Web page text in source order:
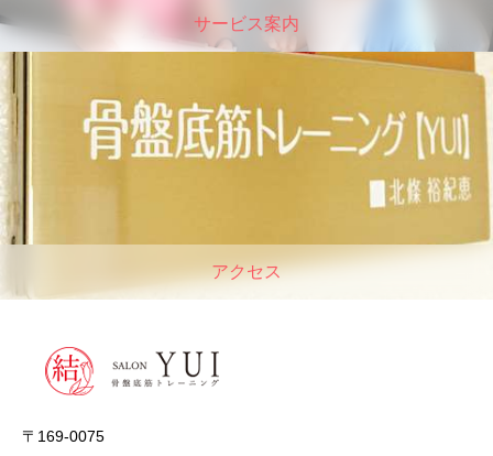
サービス案内
アクセス
〒169-0075